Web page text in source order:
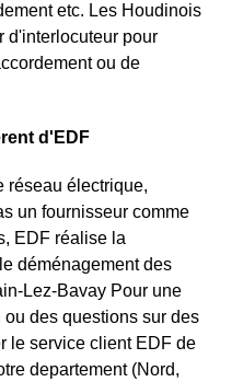
etc. Les Houdinois
d'interlocuteur pour
ou de
d'EDF
réseau électrique,
un fournisseur comme
EDF réalise la
déménagement des
Lez-Bavay Pour une
des questions sur des
le service client EDF de
departement (Nord,